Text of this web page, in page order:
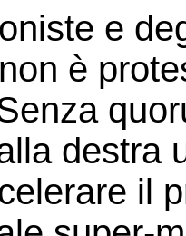
e
è
destra
il